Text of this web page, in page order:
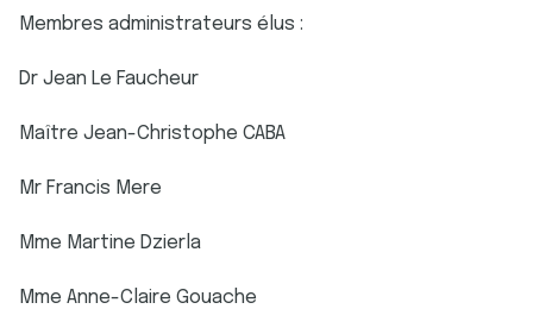
Membres administrateurs élus :
Dr Jean Le Faucheur
Maître Jean-Christophe CABA
Mr Francis Mere
Mme Martine Dzierla
Mme Anne-Claire Gouache